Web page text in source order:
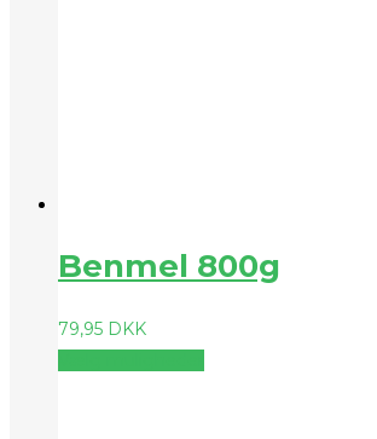
Benmel 800g
79,95 DKK